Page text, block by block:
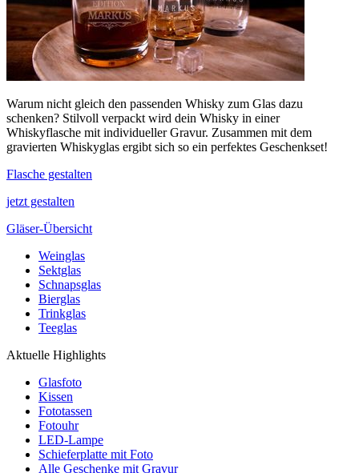
Warum nicht gleich den passenden Whisky zum Glas dazu
schenken? Stilvoll verpackt wird dein Whisky in einer
Whiskyflasche mit individueller Gravur. Zusammen mit dem
gravierten Whiskyglas ergibt sich so ein perfektes Geschenkset!
Flasche gestalten
jetzt gestalten
Gläser-Übersicht
Weinglas
Sektglas
Schnapsglas
Bierglas
Trinkglas
Teeglas
Aktuelle Highlights
Glasfoto
Kissen
Fototassen
Fotouhr
LED-Lampe
Schieferplatte mit Foto
Alle Geschenke mit Gravur